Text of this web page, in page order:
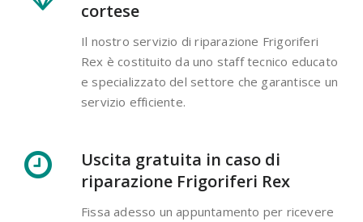
cortese
Il nostro servizio di riparazione Frigoriferi
Rex è costituito da uno staff tecnico educato
e specializzato del settore che garantisce un
servizio efficiente.
Uscita gratuita in caso di
riparazione Frigoriferi Rex
Fissa adesso un appuntamento per ricevere